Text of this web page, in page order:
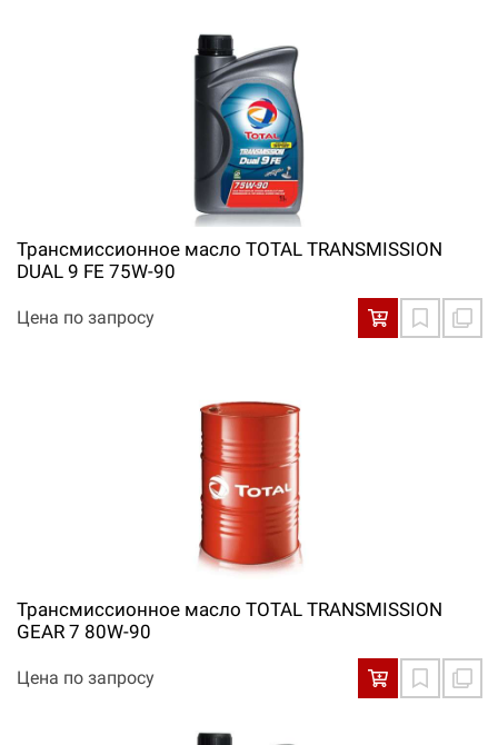
Трансмиссионное масло TOTAL TRANSMISSION
DUAL 9 FE 75W-90
Цена по запросу
Трансмиссионное масло TOTAL TRANSMISSION
GEAR 7 80W-90
Цена по запросу